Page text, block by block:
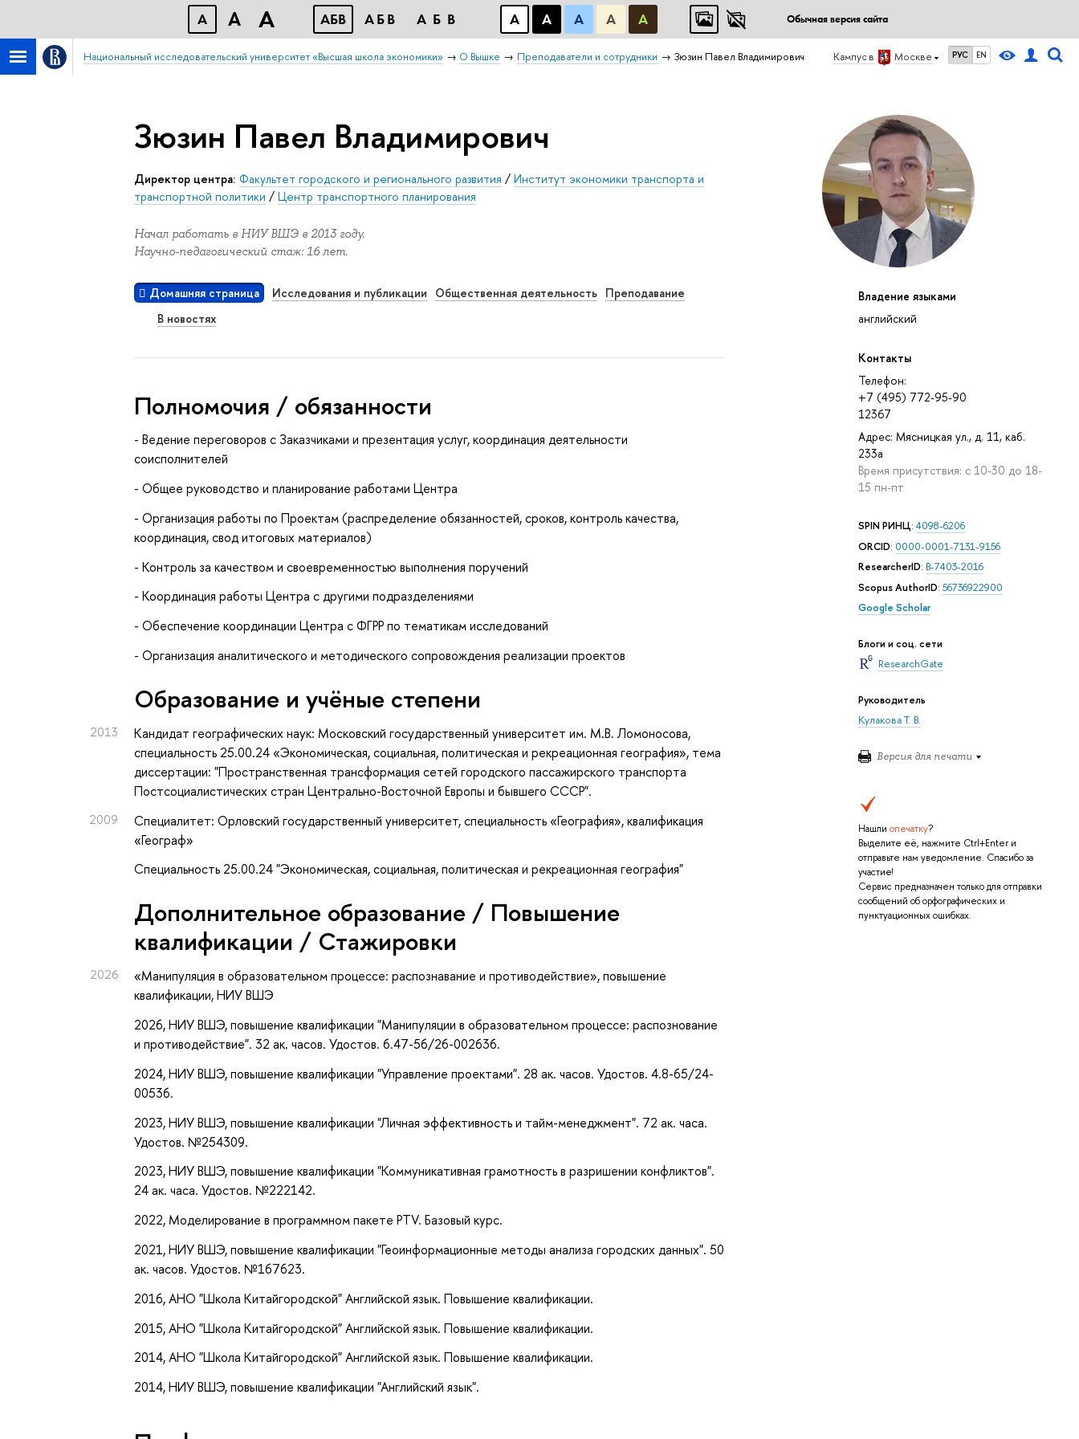
A A A АБB АБB АБB А А А А А Обычная версия сайта
Кампус в Москве РУС EN
Национальный исследовательский университет «Высшая школа экономики» О Вышке Преподаватели и сотрудники Зюзин Павел Владимирович
Владение языками
английский
Контакты
Телефон:
+7 (495) 772-95-90
12367
Адрес: Мясницкая ул., д. 11, каб.
233а
Время присутствия: с 10-30 до 18-
15 пн-пт
SPIN РИНЦ:4098-6206
ORCID: 0000-0001-7131-9156
ResearcherID: B-7403-2016
Scopus AuthorID: 56736922900
Google Scholar
Блоги и соц. сети
ResearchGate
Руководитель
Кулакова Т. В.
Версия для печати
Нашли опечатку?
Выделите её, нажмите Ctrl+Enter и
отправьте нам уведомление. Спасибо за
участие!
Сервис предназначен только для отправки
сообщений об орфографических и
пунктуационных ошибках.
Зюзин Павел Владимирович
Директор центра: Факультет городского и регионального развития /Институт экономики транспорта и
транспортной политики /Центр транспортного планирования
Начал работать в НИУ ВШЭ в 2013 году.
Научно-педагогический стаж: 16 лет.
Домашняя страница Исследования и публикации Общественная деятельность Преподавание
В новостях
Полномочия / обязанности
- Ведение переговоров с Заказчиками и презентация услуг, координация деятельности
соисполнителей
- Общее руководство и планирование работами Центра
- Организация работы по Проектам (распределение обязанностей, сроков, контроль качества,
координация, свод итоговых материалов)
- Контроль за качеством и своевременностью выполнения поручений
- Координация работы Центра с другими подразделениями
- Обеспечение координации Центра с ФГРР по тематикам исследований
- Организация аналитического и методического сопровождения реализации проектов
Oбразование и учёные степени
2013
Кандидат географических наук: Московский государственный университет им. М.В. Ломоносова,
специальность 25.00.24 «Экономическая, социальная, политическая и рекреационная география», тема
диссертации: "Пространственная трансформация сетей городского пассажирского транспорта
Постсоциалистических стран Центрально-Восточной Европы и бывшего СССР".
2009
Специалитет: Орловский государственный университет, специальность «География», квалификация
«Географ»
Специальность 25.00.24 "Экономическая, социальная, политическая и рекреационная география"
Дополнительное образование / Повышение
квалификации / Стажировки
2026 «Манипуляция в образовательном процессе: распознавание и противодействие», повышение
квалификации, НИУ ВШЭ
2026, НИУ ВШЭ, повышение квалификации "Манипуляции в образовательном процессе: распознование
и противодействие". 32 ак. часов. Удостов. 6.47-56/26-002636.
2024, НИУ ВШЭ, повышение квалификации "Управление проектами". 28 ак. часов. Удостов. 4.8-65/24-
00536.
2023, НИУ ВШЭ, повышение квалификации "Личная эффективность и тайм-менеджмент". 72 ак. часа.
Удостов. №254309.
2023, НИУ ВШЭ, повышение квалификации "Коммуникативная грамотность в разришении конфликтов".
24 ак. часа. Удостов. №222142.
2022, Моделирование в программном пакете PTV. Базовый курс.
2021, НИУ ВШЭ, повышение квалификации "Геоинформационные методы анализа городских данных". 50
ак. часов. Удостов. №167623.
2016, АНО "Школа Китайгородской" Английской язык. Повышение квалификации.
2015, АНО "Школа Китайгородской" Английской язык. Повышение квалификации.
2014, АНО "Школа Китайгородской" Английской язык. Повышение квалификации.
2014, НИУ ВШЭ, повышение квалификации "Английский язык".